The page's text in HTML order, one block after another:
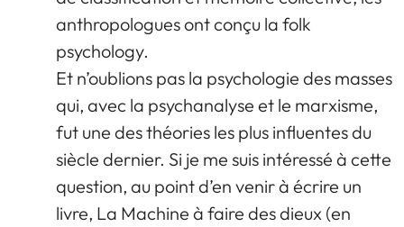
anthropologues ont conçu la folk
psychology.
Et n’oublions pas la psychologie des masses
qui, avec la psychanalyse et le marxisme,
fut une des théories les plus influentes du
siècle dernier. Si je me suis intéressé à cette
question, au point d’en venir à écrire un
livre, La Machine à faire des dieux (en